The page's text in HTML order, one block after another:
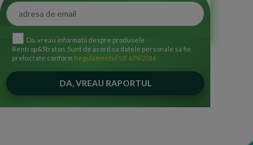
Da, vreau informatii despre produsele
Rentrop&Straton. Sunt de acord ca datele personale sa fie
prelucrate conform Regulamentul UE 679/2016